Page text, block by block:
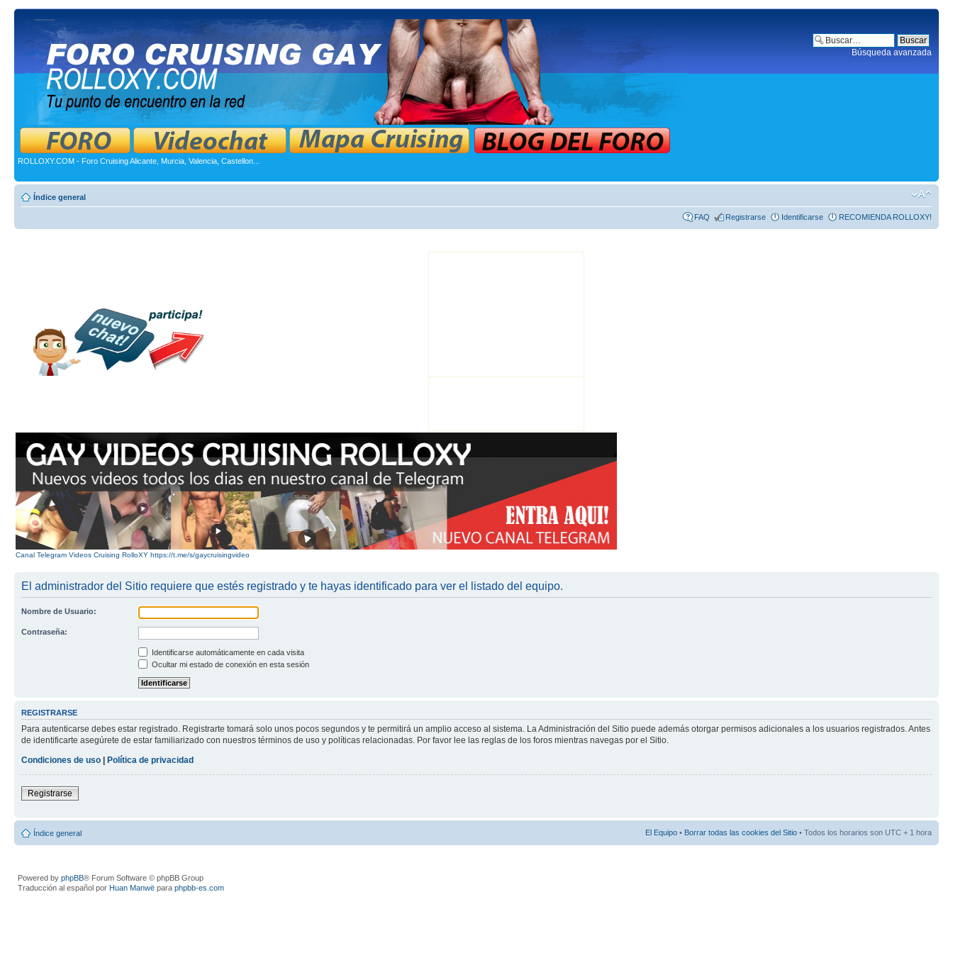
ROLLOXY.COM - Foro Cruising Alicante, Murcia, Valencia, Castellon...
Búsqueda avanzada
Índice general
FAQ Registrarse Identificarse RECOMIENDA ROLLOXY!
Canal Telegram Videos Cruising RolloXY https://t.me/s/gaycruisingvideo
El administrador del Sitio requiere que estés registrado y te hayas identificado para ver el listado del equipo.
Nombre de Usuario:
Contraseña:
Identificarse automáticamente en cada visita
Ocultar mi estado de conexión en esta sesión
REGISTRARSE
Para autenticarse debes estar registrado. Registrarte tomará solo unos pocos segundos y te permitirá un amplio acceso al sistema. La Administración del Sitio puede además otorgar permisos adicionales a los usuarios registrados. Antes
de identificarte asegúrete de estar familiarizado con nuestros términos de uso y políticas relacionadas. Por favor lee las reglas de los foros mientras navegas por el Sitio.
Condiciones de uso
Política de privacidad
Registrarse
Índice general El Equipo • Borrar todas las cookies del Sitio • Todos los horarios son UTC + 1 hora
Powered by phpBB® Forum Software © phpBB Group
Traducción al español por Huan Manwë para phpbb-es.com